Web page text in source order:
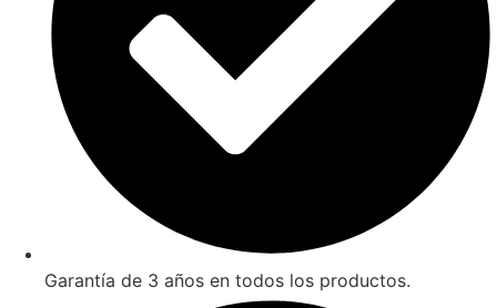
Garantía de 3 años en todos los productos.